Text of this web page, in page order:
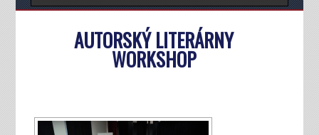
AUTORSKÝ LITERÁRNY
WORKSHOP